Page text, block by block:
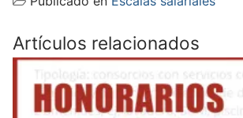
Artículos relacionados